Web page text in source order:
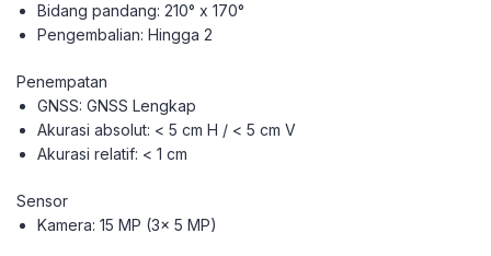
Bidang pandang: 210° x 170°
Pengembalian: Hingga 2
Penempatan
GNSS: GNSS Lengkap
Akurasi absolut: < 5 cm H / < 5 cm V
Akurasi relatif: < 1 cm
Sensor
Kamera: 15 MP (3x 5 MP)